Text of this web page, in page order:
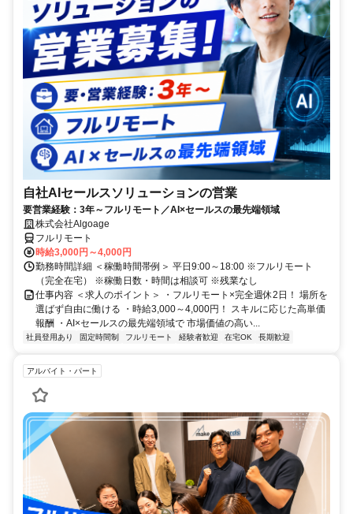
自社AIセールスソリューションの営業
要営業経験：3年～フルリモート／AI×セールスの最先端領域
株式会社Algoage
フルリモート
時給3,000円～4,000円
勤務時間詳細 ＜稼働時間帯例＞ 平日9:00～18:00 ※フルリモート
（完全在宅） ※稼働日数・時間は相談可 ※残業なし
仕事内容 ＜求人のポイント＞ ・フルリモート×完全週休2日！ 場所を
選ばず自由に働ける ・時給3,000～4,000円！ スキルに応じた高単価
報酬 ・AI×セールスの最先端領域で 市場価値の高い...
社員登用あり 固定時間制 フルリモート 経験者歓迎 在宅OK 長期歓迎
アルバイト・パート